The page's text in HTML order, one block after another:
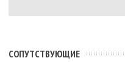
CОПУТСТВУЮЩИЕ